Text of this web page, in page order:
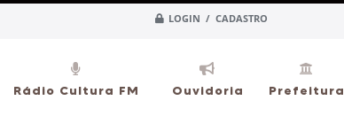
LOGIN / CADASTRO
Rádio Cultura FM Ouvidoria Prefeitura